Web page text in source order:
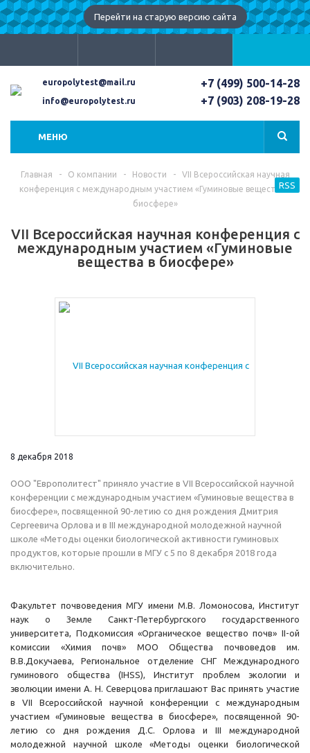
Перейти на старую версию сайта
europolytest@mail.ru
info@europolytest.ru
+7 (499) 500-14-28
+7 (903) 208-19-28
МЕНЮ
Главная - О компании - Новости -
VII Всероссийская научная
конференция с международным участием «Гуминовые вещества в
биосфере»
VII Всероссийская научная конференция с
международным участием «Гуминовые
вещества в биосфере»
RSS
8 декабря 2018
ООО "Европолитест" приняло участие в VII Всероссийской научной
конференции с международным участием «Гуминовые вещества в
биосфере», посвященной 90-летию со дня рождения Дмитрия
Сергеевича Орлова и в III международной молодежной научной
школе «Методы оценки биологической активности гуминовых
продуктов, которые прошли в МГУ с 5 по 8 декабря 2018 года
включительно.
Факультет почвоведения МГУ имени М.В. Ломоносова, Институт
наук о Земле Санкт-Петербургского государственного
университета, Подкомиссия «Органическое вещество почв» II-ой
комиссии «Химия почв» МОО Общества почвоведов им.
В.В.Докучаева, Региональное отделение СНГ Международного
гуминового общества (IHSS), Институт проблем экологии и
эволюции имени А. Н. Северцова приглашают Вас принять участие
в VII Всероссийской научной конференции с международным
участием «Гуминовые вещества в биосфере», посвященной 90-
летию со дня рождения Д.С. Орлова и III международной
молодежной научной школе «Методы оценки биологической